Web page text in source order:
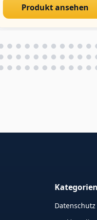
Desktop Dekoration
Produkt ansehen
Kategorien
Datenschutz